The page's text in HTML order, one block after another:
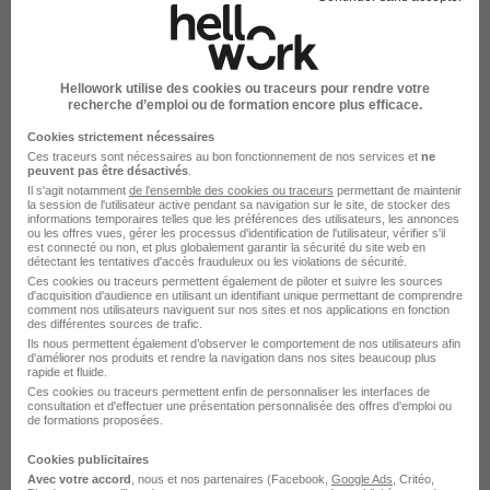
Élargissez votre recherche
Emploi Responsable performance industrielle
Corbeil-Essonnes
Emploi Industrie à Corbeil-Essonnes
Emploi à Corbeil-Essonnes
Entreprises qui recrutent à Corbeil-Essonnes
Emplois & formations
Emploi Responsable performance industrielle
Emploi Industrie
Emploi Responsable performance industrielle
Essonne
Hellowork utilise des cookies ou traceurs pour rendre votre
recherche d’emploi ou de formation encore plus efficace.
Cookies strictement nécessaires
Ces traceurs sont nécessaires au bon fonctionnement de nos services et ne
peuvent pas être désactivés
Il s'agit notamment de l'ensemble des cookies ou traceurs permettant de maintenir
la session de l'utilisateur active pendant sa navigation sur le site, de stocker des
informations temporaires telles que les préférences des utilisateurs, les annonces
ou les offres vues, gérer les processus d'identification de l'utilisateur, vérifier s'il
est connecté ou non, et plus globalement garantir la sécurité du site web en
détectant les tentatives d'accès frauduleux ou les violations de sécurité.
Ces cookies ou traceurs permettent également de piloter et suivre les sources
d'acquisition d'audience en utilisant un identifiant unique permettant de comprendre
comment nos utilisateurs naviguent sur nos sites et nos applications en fonction
des différentes sources de trafic.
Ils nous permettent également d’observer le comportement de nos utilisateurs afin
d'améliorer nos produits et rendre la navigation dans nos sites beaucoup plus
rapide et fluide.
Ces cookies ou traceurs permettent enfin de personnaliser les interfaces de
consultation et d'effectuer une présentation personnalisée des offres d'emploi ou
de formations proposées.
Cookies publicitaires
Avec votre accord , nous et nos partenaires (Facebook, Google Ads , Critéo,